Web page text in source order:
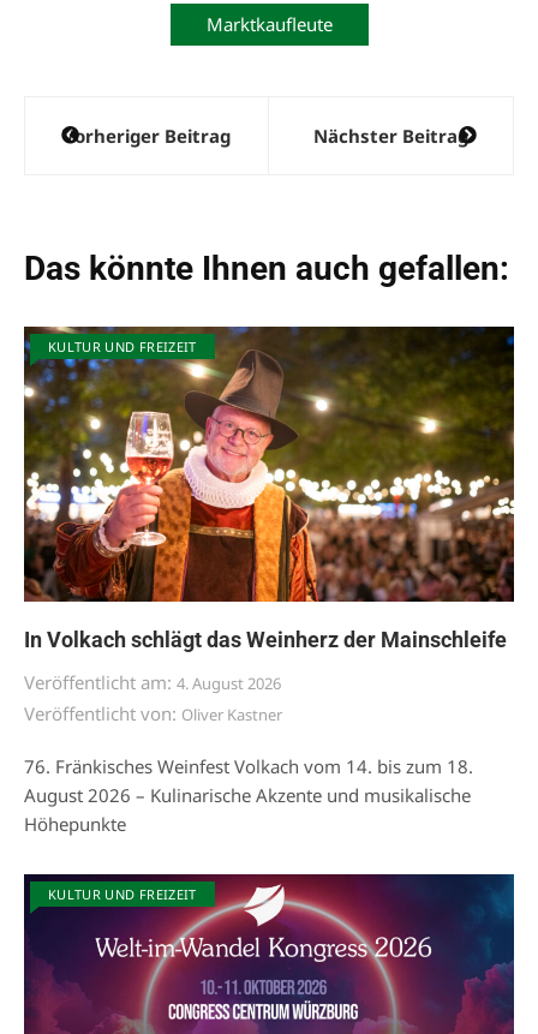
Marktkaufleute
Beitragsnavigation
Vorheriger Beitrag Nächster Beitrag
Das könnte Ihnen auch gefallen:
KULTUR UND FREIZEIT
In Volkach schlägt das Weinherz der Mainschleife
Veröffentlicht am: 4. August 2026
Veröffentlicht von: Oliver Kastner
76. Fränkisches Weinfest Volkach vom 14. bis zum 18.
August 2026 – Kulinarische Akzente und musikalische
Höhepunkte
KULTUR UND FREIZEIT